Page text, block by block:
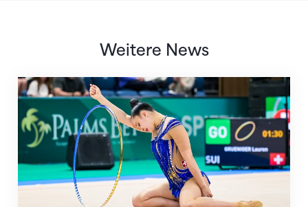
Weitere News
Nächster Halt: Weltmeisterschaft